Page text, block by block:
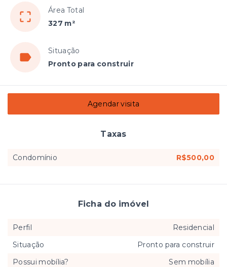
Área Total
327 m²
Situação
Pronto para construir
Agendar visita
Taxas
Condomínio R$500,00
Ficha do imóvel
Perfil
Residencial
Situação
Pronto para construir
Possui mobília?
Sem mobília